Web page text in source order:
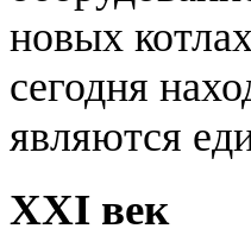
новых
сегодня
являются
XXI век